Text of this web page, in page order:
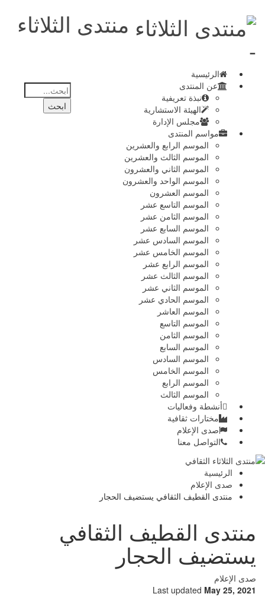
منتدى الثلاثاء
-
الرئيسية
عن المنتدى
نبذة تعريفية
الهيئة الاستشارية
مجلس الإدارة
مواسم المنتدى
الموسم الرابع والعشرين
الموسم الثالث والعشرين
الموسم الثاني والعشرون
الموسم الواحد والعشرون
الموسم العشرون
الموسم التاسع عشر
الموسم الثامن عشر
الموسم السابع عشر
الموسم السادس عشر
الموسم الخامس عشر
الموسم الرابع عشر
الموسم الثالث عشر
الموسم الثاني عشر
الموسم الحادي عشر
الموسم العاشر
الموسم التاسع
الموسم الثامن
الموسم السابع
الموسم السادس
الموسم الخامس
الموسم الرابع
الموسم الثالث
أنشطة وفعاليات
مختارات ثقافية
صدى الإعلام
التواصل معنا
الرئيسية
صدى الإعلام
منتدى القطيف الثقافي يستضيف الحجار
منتدى القطيف الثقافي
يستضيف الحجار
صدى الإعلام
Last updated May 25, 2021